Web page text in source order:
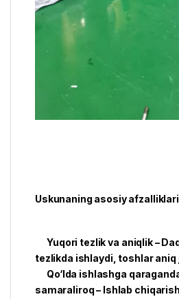
Uskunaning asosiy
Yuqori tezlik va aniqlik –
tezlikda ishlaydi, toshlar aniq
Qo‘lda ishlashga
samaraliroq – Ishlab